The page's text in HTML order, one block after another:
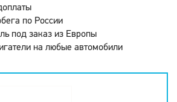
по России
под заказ из Европы
на любые автомобили